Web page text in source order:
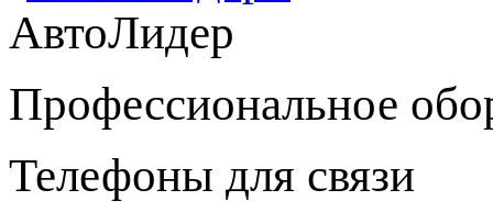
АвтоЛидер
Профессиональное
Телефоны для связи